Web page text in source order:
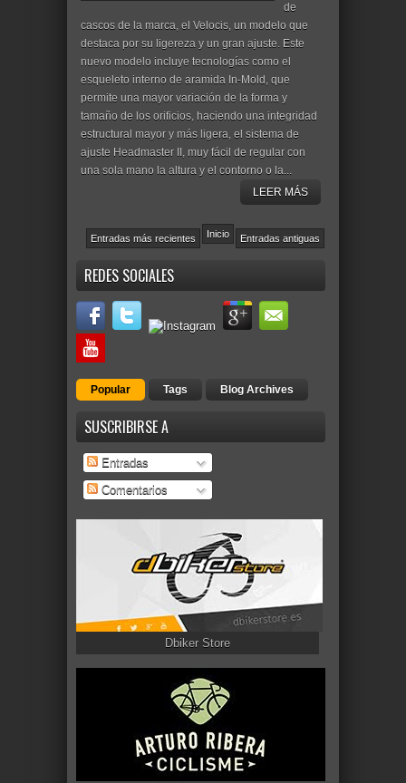
de
cascos de la marca, el Velocis, un modelo que
destaca por su ligereza y un gran ajuste. Este
nuevo modelo incluye tecnologías como el
esqueleto interno de aramida In-Mold, que
permite una mayor variación de la forma y
tamaño de los orificios, haciendo una integridad
estructural mayor y más ligera, el sistema de
ajuste Headmaster II, muy fácil de regular con
una sola mano la altura y el contorno o la...
LEER MÁS
Entradas más recientes Entradas antiguas
Inicio
REDES SOCIALES
Popular Tags Blog Archives
SUSCRIBIRSE A
Entradas
Comentarios
Dbiker Store